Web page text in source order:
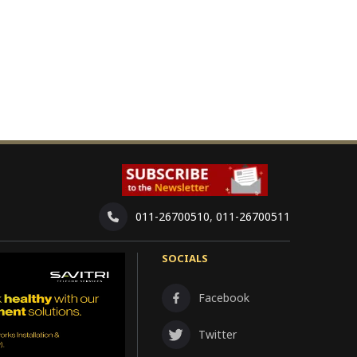
011-26700510, 011-26700511
SOCIALS
Facebook
Twitter